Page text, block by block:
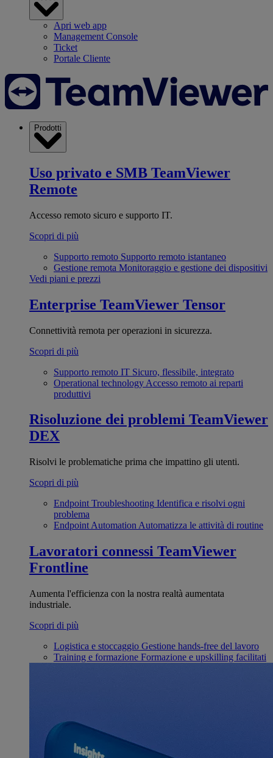
Apri web app
Management Console
Ticket
Portale Cliente
Prodotti
Uso privato e SMB TeamViewer
Remote
Accesso remoto sicuro e supporto IT.
Scopri di più
Supporto remoto Supporto remoto istantaneo
Gestione remota Monitoraggio e gestione dei dispositivi
Vedi piani e prezzi
Enterprise TeamViewer Tensor
Connettività remota per operazioni in sicurezza.
Scopri di più
Supporto remoto IT Sicuro, flessibile, integrato
Operational technology Accesso remoto ai reparti
produttivi
Risoluzione dei problemi TeamViewer
DEX
Risolvi le problematiche prima che impattino gli utenti.
Scopri di più
Endpoint Troubleshooting Identifica e risolvi ogni
problema
Endpoint Automation Automatizza le attività di routine
Lavoratori connessi TeamViewer
Frontline
Aumenta l'efficienza con la nostra realtà aumentata
industriale.
Scopri di più
Logistica e stoccaggio Gestione hands-free del lavoro
Training e formazione Formazione e upskilling facilitati